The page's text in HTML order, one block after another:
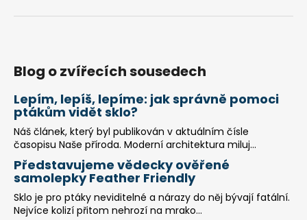
Blog o zvířecích sousedech
Lepím, lepíš, lepíme: jak správně pomoci
ptákům vidět sklo?
Náš článek, který byl publikován v aktuálním čísle
časopisu Naše příroda. Moderní architektura miluj...
Představujeme vědecky ověřené
samolepky Feather Friendly
Sklo je pro ptáky neviditelné a nárazy do něj bývají fatální.
Nejvíce kolizí přitom nehrozí na mrako...